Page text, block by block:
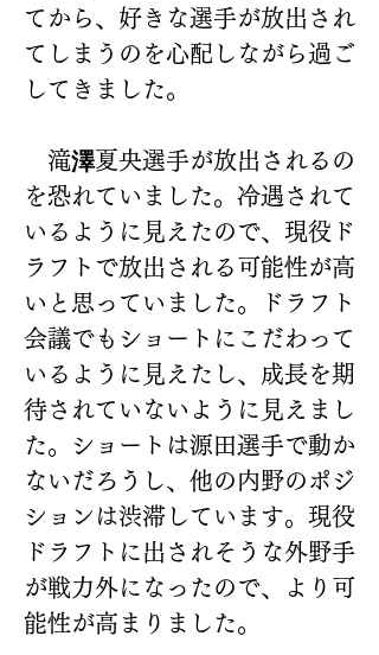
てから、好きな選手が放出され
てしまうのを心配しながら過ご
してきました。
滝澤夏央選手が放出されるの
を恐れていました。冷遇されて
いるように見えたので、現役ド
ラフトで放出される可能性が高
いと思っていました。ドラフト
会議でもショートにこだわって
いるように見えたし、成長を期
待されていないように見えまし
た。ショートは源田選手で動か
ないだろうし、他の内野のポジ
ションは渋滞しています。現役
ドラフトに出されそうな外野手
が戦力外になったので、より可
能性が高まりました。